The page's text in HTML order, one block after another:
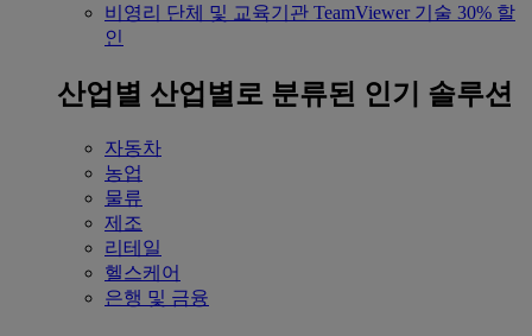
비영리 단체 및 교육기관 TeamViewer 기술 30% 할
인
산업별 산업별로 분류된 인기 솔루션
자동차
농업
물류
제조
리테일
헬스케어
은행 및 금융